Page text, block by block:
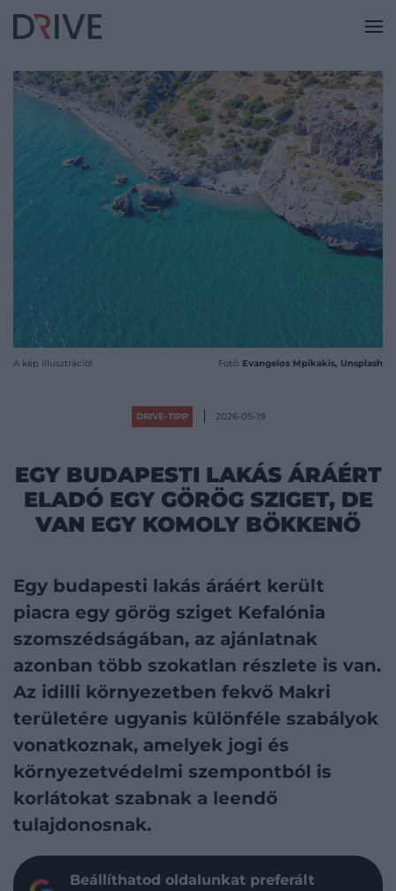
A kép illusztráció! Fotó: Evangelos Mpikakis, Unsplash
DRIVE-TIPP 2026-05-19
EGY BUDAPESTI LAKÁS ÁRÁÉRT
ELADÓ EGY GÖRÖG SZIGET, DE
VAN EGY KOMOLY BÖKKENŐ
Egy budapesti lakás áráért került
piacra egy görög sziget Kefalónia
szomszédságában, az ajánlatnak
azonban több szokatlan részlete is van.
Az idilli környezetben fekvő Makri
területére ugyanis különféle szabályok
vonatkoznak, amelyek jogi és
környezetvédelmi szempontból is
korlátokat szabnak a leendő
tulajdonosnak.
Beállíthatod oldalunkat preferált